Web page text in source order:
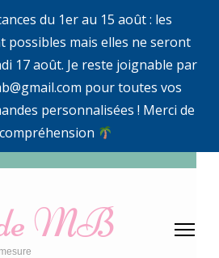
du 1er au 15 août : les
possibles mais elles ne seront
17 août. Je reste joignable par
pour toutes vos
personnalisées ! Merci de
de MB